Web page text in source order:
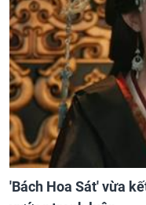
'Bách Hoa Sát' vừa